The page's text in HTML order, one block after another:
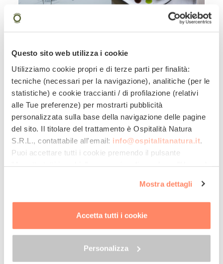
Questo sito web utilizza i cookie
Utilizziamo cookie propri e di terze parti per finalità:
tecniche (necessari per la navigazione), analitiche (per le
statistiche) e cookie traccianti / di profilazione (relativi
alle Tue preferenze) per mostrarti pubblicità
personalizzata sulla base della navigazione delle pagine
del sito. Il titolare del trattamento è Ospitalità Natura
S.R.L.
, contattabile all'email: info@ospitalitanatura.it
Puoi accettare tutti i cookie premendo il pulsante
clic su "Personalizza". Al fine di revocare il consenso
prestato e visualizzare le informazioni complete sul
trattamento dei dati clicca qui:"gestione cookie"
cookie.
Mostra dettagli
Accetta tutti i cookie
Personalizza
Calma, quiete e una natura incontaminata: la
Valle Aurina è la meta ideale per concedersi una
pausa dallo stress e dalla frenesia quotidiana e il
Bühelwirt il rifugio perfetto per ricaricare le energie.
Immerso in un magnifico paesaggio montano,
accoglie i suoi ospiti in un ambiente armonioso,
con un rilassante angolo benessere con sauna,
doccia rigenerante, area relax, pensando anche ai
interna che esterna.